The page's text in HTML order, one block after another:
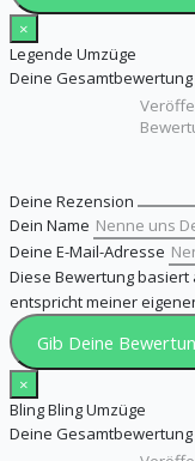
×
Legende Umzüge
Deine Gesamtbewertung
Deine Rezension
Dein Name
Deine E-Mail-Adresse
Diese Bewertung
entspricht meiner
Gib Deine
×
Bling Bling Umzüge
Deine Gesamtbewertung